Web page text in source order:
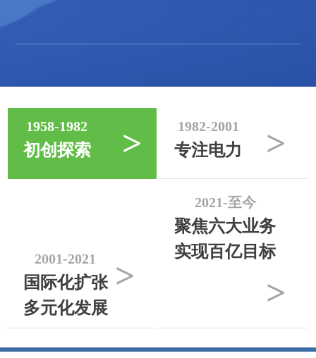
1958-1982
初创探索 > 1982-2001
专注电力 >
2001-2021
国际化扩张
多元化发展
>
2021-至今
聚焦六大业务
实现百亿目标
>